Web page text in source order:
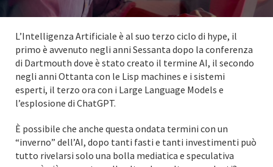
L’Intelligenza Artificiale è al suo terzo ciclo di hype, il
primo è avvenuto negli anni Sessanta dopo la conferenza
di Dartmouth dove è stato creato il termine AI, il secondo
negli anni Ottanta con le Lisp machines e i sistemi
esperti, il terzo ora con i Large Language Models e
l’esplosione di ChatGPT.
È possibile che anche questa ondata termini con un
“inverno” dell’AI, dopo tanti fasti e tanti investimenti può
tutto rivelarsi solo una bolla mediatica e speculativa